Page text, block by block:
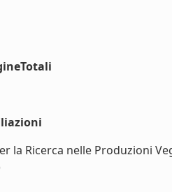
Ricerca nelle Produzioni